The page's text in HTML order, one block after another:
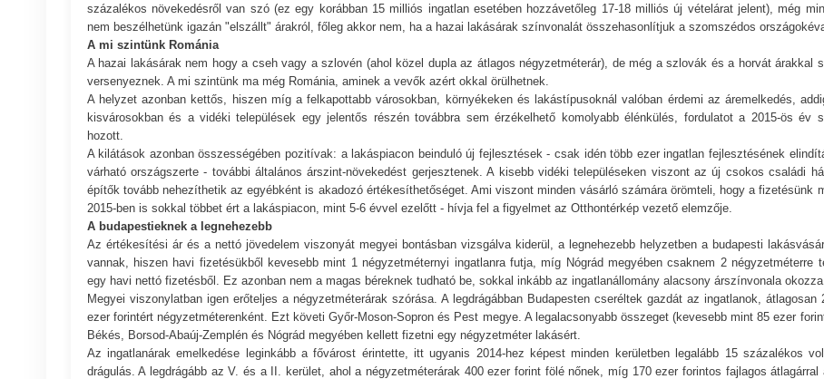
százalékos növekedésről van szó (ez egy korábban 15 milliós ingatlan esetében hozzávetőleg 17-18 milliós új vételárat jelent), még
nem beszélhetünk igazán "elszállt" árakról, főleg akkor nem, ha a hazai lakásárak színvonalát összehasonlítjuk a szomszédos
A mi szintünk Románia
A hazai lakásárak nem hogy a cseh vagy a szlovén (ahol közel dupla az átlagos négyzetméterár), de még a szlovák és a horvát árakkal
versenyeznek. A mi szintünk ma még Románia, aminek a vevők azért okkal örülhetnek.
A helyzet azonban kettős, hiszen míg a felkapottabb városokban, környékeken és lakástípusoknál valóban érdemi az áremelkedés,
kisvárosokban és a vidéki települések egy jelentős részén továbbra sem érzékelhető komolyabb élénkülés, fordulatot a 2015-ös év
hozott.
A kilátások azonban összességében pozitívak: a lakáspiacon beinduló új fejlesztések - csak idén több ezer ingatlan fejlesztésének
várható országszerte - további általános árszint-növekedést gerjesztenek. A kisebb vidéki településeken viszont az új csokos családi
építők tovább nehezíthetik az egyébként is akadozó értékesíthetőséget. Ami viszont minden vásárló számára örömteli, hogy a fizetésünk
2015-ben is sokkal többet ért a lakáspiacon, mint 5-6 évvel ezelőtt - hívja fel a figyelmet az Otthontérkép vezető elemzője.
A budapestieknek a legnehezebb
Az értékesítési ár és a nettó jövedelem viszonyát megyei bontásban vizsgálva kiderül, a legnehezebb helyzetben a budapesti
vannak, hiszen havi fizetésükből kevesebb mint 1 négyzetméternyi ingatlanra futja, míg Nógrád megyében csaknem 2 négyzetméterre
egy havi nettó fizetésből. Ez azonban nem a magas béreknek tudható be, sokkal inkább az ingatlanállomány alacsony árszínvonala okozza.
Megyei viszonylatban igen erőteljes a négyzetméterárak szórása. A legdrágábban Budapesten cseréltek gazdát az ingatlanok, átlagosan
ezer forintért négyzetméterenként. Ezt követi Győr-Moson-Sopron és Pest megye. A legalacsonyabb összeget (kevesebb mint 85 ezer
Békés, Borsod-Abaúj-Zemplén és Nógrád megyében kellett fizetni egy négyzetméter lakásért.
Az ingatlanárak emelkedése leginkább a fővárost érintette, itt ugyanis 2014-hez képest minden kerületben legalább 15 százalékos
drágulás. A legdrágább az V. és a II. kerület, ahol a négyzetméterárak 400 ezer forint fölé nőnek, míg 170 ezer forintos fajlagos átlagárral